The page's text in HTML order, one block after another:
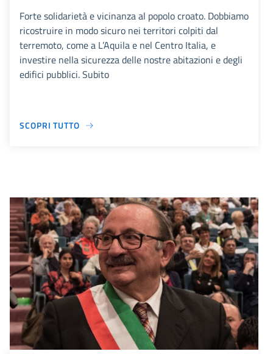
Forte solidarietà e vicinanza al popolo croato. Dobbiamo
ricostruire in modo sicuro nei territori colpiti dal
terremoto, come a L’Aquila e nel Centro Italia, e
investire nella sicurezza delle nostre abitazioni e degli
edifici pubblici. Subito
SCOPRI TUTTO